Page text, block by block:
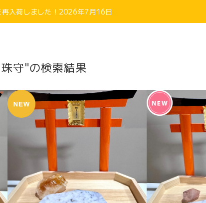
再入荷しました！2026年7月16日
translation feature. micane shop also accepts
守"の検索結果